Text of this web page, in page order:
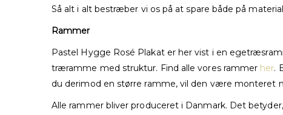
Så alt i alt bestræber vi os på at spare både på
Rammer
Pastel Hygge Rosé Plakat er her vist i en
træramme med struktur. Find alle vores rammer her.
du derimod en større ramme, vil den være monteret
Alle rammer bliver produceret i Danmark. Det